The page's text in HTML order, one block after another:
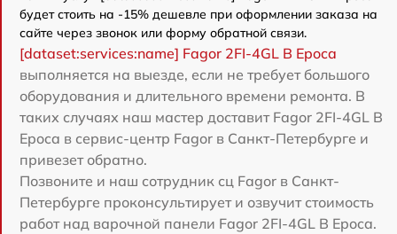
будет стоить на -15% дешевле при оформлении заказа на
сайте через звонок или форму обратной связи.
[dataset:services:name] Fagor 2FI-4GL B Epoca
выполняется на выезде, если не требует большого
оборудования и длительного времени ремонта. В
таких случаях наш мастер доставит Fagor 2FI-4GL B
Epoca в сервис-центр Fagor в Санкт-Петербурге и
привезет обратно.
Позвоните и наш сотрудник сц Fagor в Санкт-
Петербурге проконсультирует и озвучит стоимость
работ над варочной панели Fagor 2FI-4GL B Epoca.